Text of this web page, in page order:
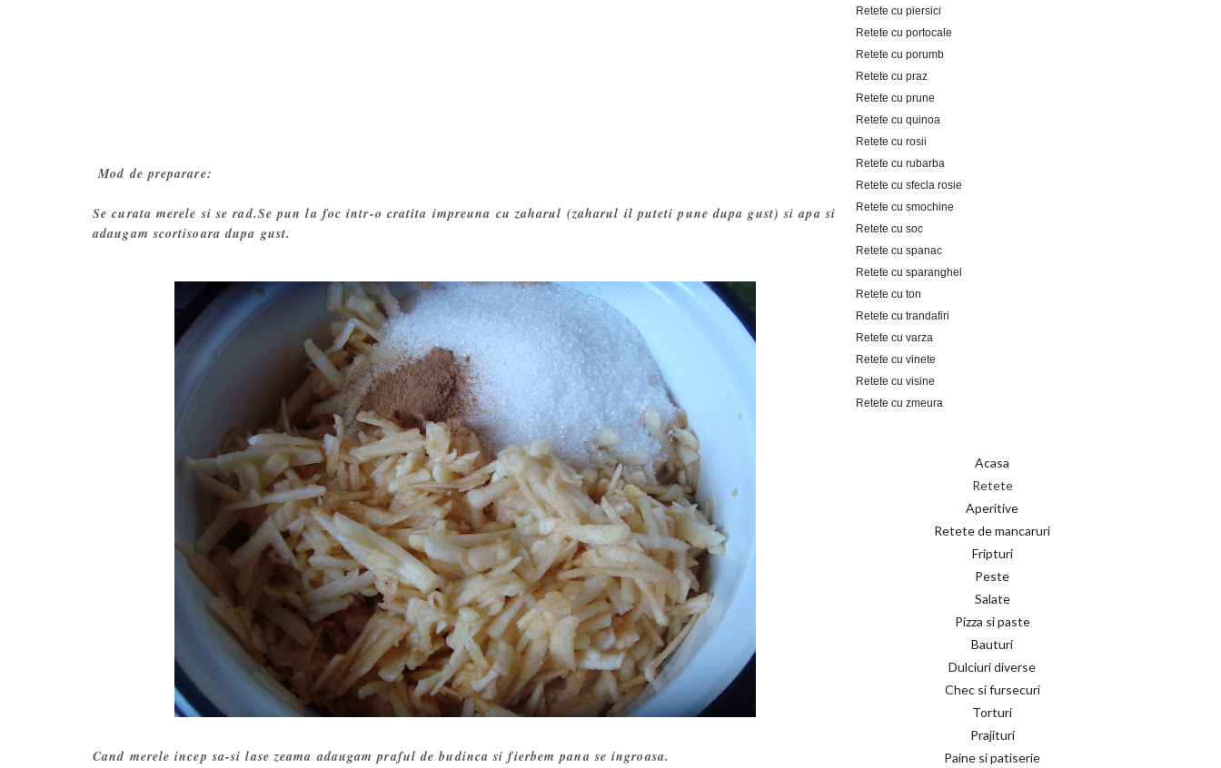
Mod de preparare:
Se curata merele si se rad.Se pun la foc intr-o cratita impreuna cu zaharul (zaharul il puteti pune dupa gust) si apa si
adaugam scortisoara dupa gust.
Cand merele incep sa-si lase zeama adaugam praful de budinca si fierbem pana se ingroasa.
Retete cu piersici
Retete cu portocale
Retete cu porumb
Retete cu praz
Retete cu prune
Retete cu quinoa
Retete cu rosii
Retete cu rubarba
Retete cu sfecla rosie
Retete cu smochine
Retete cu soc
Retete cu spanac
Retete cu sparanghel
Retete cu ton
Retete cu trandafiri
Retete cu varza
Retete cu vinete
Retete cu visine
Retete cu zmeura
Acasa
Retete
Aperitive
Retete de mancaruri
Fripturi
Peste
Salate
Pizza si paste
Bauturi
Dulciuri diverse
Chec si fursecuri
Torturi
Prajituri
Paine si patiserie